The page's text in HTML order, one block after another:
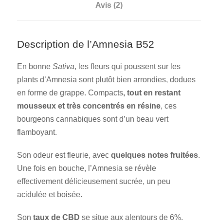
Avis (2)
Description de l’Amnesia B52
En bonne Sativa, les fleurs qui poussent sur les
plants d’Amnesia sont plutôt bien arrondies, dodues
en forme de grappe. Compacts, tout en restant
mousseux et très concentrés en résine, ces
bourgeons cannabiques sont d’un beau vert
flamboyant.
Son odeur est fleurie, avec quelques notes fruitées.
Une fois en bouche, l’Amnesia se révèle
effectivement délicieusement sucrée, un peu
acidulée et boisée.
Son taux de CBD se situe aux alentours de 6%.